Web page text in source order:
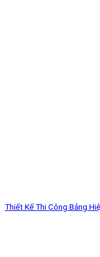
Thiết Kế Thi Công Bảng